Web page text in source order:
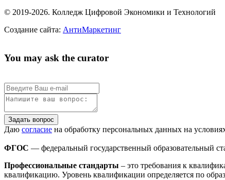
© 2019-2026. Колледж Цифровой Экономики и Технологий
Создание сайта: АнтиМаркетинг
You may ask the curator
Задать вопрос
Даю согласие на обработку персональных данных на
ФГОС — федеральный государственный образовательный
Профессиональные стандарты – это требования к
квалификацию. Уровень квалификации определяется по